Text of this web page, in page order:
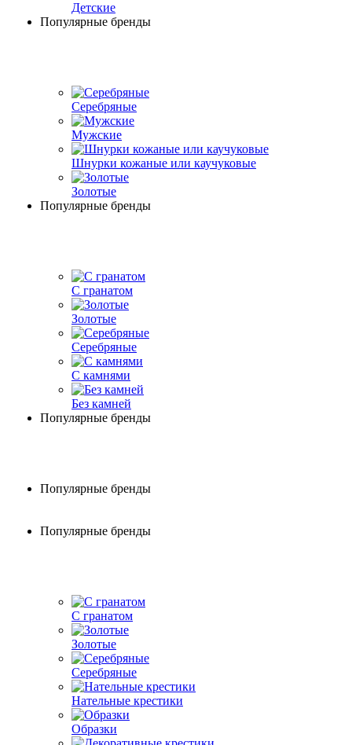
Детские
Популярные бренды
Серебряные
Мужские
Шнурки кожаные или каучуковые
Золотые
Популярные бренды
С гранатом
Золотые
Серебряные
С камнями
Без камней
Популярные бренды
Популярные бренды
Популярные бренды
С гранатом
Золотые
Серебряные
Нательные крестики
Образки